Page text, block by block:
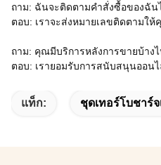
ถาม: ฉันจะติดตามคำสั่งซื้อของฉัน
ตอบ: เราจะส่งหมายเลขติดตามให้
ถาม: คุณมีบริการหลังการขายบ้าง
ตอบ: เรายอมรับการสนับสนุนออน
แท็ก: ชุดเทอร์โบชาร์